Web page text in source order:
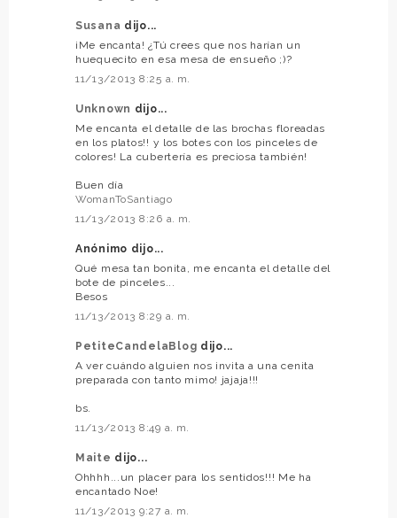
Susana dijo...
¡Me encanta! ¿Tú crees que nos harían un
huequecito en esa mesa de ensueño ;)?
11/13/2013 8:25 a. m.
Unknown dijo...
Me encanta el detalle de las brochas floreadas
en los platos!! y los botes con los pinceles de
colores! La cubertería es preciosa también!
Buen día
WomanToSantiago
11/13/2013 8:26 a. m.
Anónimo dijo...
Qué mesa tan bonita, me encanta el detalle del
bote de pinceles...
Besos
11/13/2013 8:29 a. m.
PetiteCandelaBlog dijo...
A ver cuándo alguien nos invita a una cenita
preparada con tanto mimo! jajaja!!!
bs.
11/13/2013 8:49 a. m.
Maite dijo...
Ohhhh...un placer para los sentidos!!! Me ha
encantado Noe!
11/13/2013 9:27 a. m.